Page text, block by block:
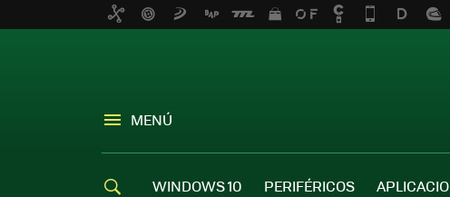
MENÚ
WINDOWS 10 PERIFÉRICOS